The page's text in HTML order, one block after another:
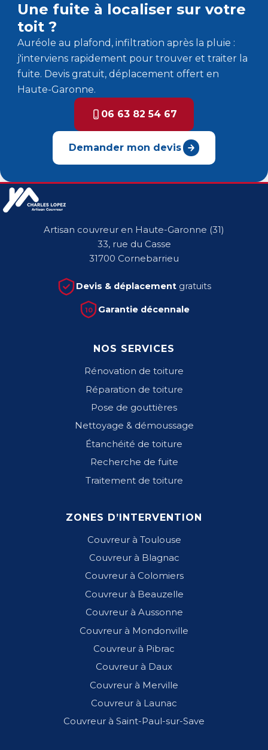
Une fuite à localiser sur votre
toit ?
Auréole au plafond, infiltration après la pluie :
j'interviens rapidement pour trouver et traiter la
fuite. Devis gratuit, déplacement offert en
Haute-Garonne.
06 63 82 54 67
Demander mon devis
Artisan couvreur en Haute-Garonne (31)
33, rue du Casse
31700 Cornebarrieu
Devis & déplacement gratuits
10 Garantie décennale
NOS SERVICES
Rénovation de toiture
Réparation de toiture
Pose de gouttières
Nettoyage & démoussage
Étanchéité de toiture
Recherche de fuite
Traitement de toiture
ZONES D’INTERVENTION
Couvreur à Toulouse
Couvreur à Blagnac
Couvreur à Colomiers
Couvreur à Beauzelle
Couvreur à Aussonne
Couvreur à Mondonville
Couvreur à Pibrac
Couvreur à Daux
Couvreur à Merville
Couvreur à Launac
Couvreur à Saint-Paul-sur-Save